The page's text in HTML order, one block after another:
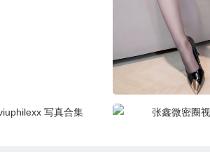
miko酱写真合集